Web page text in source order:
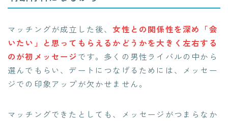
マッチングが成立した後、 女性との関係性を深め「会
いたい」と思ってもらえるかどうかを大きく左右する
のが初メッセージ です。多くの男性ライバルの中から
選んでもらい、デートにつなげるためには、メッセー
ジでの印象アップが欠かせません。
マッチングできたとしても、メッセージがつまらなか